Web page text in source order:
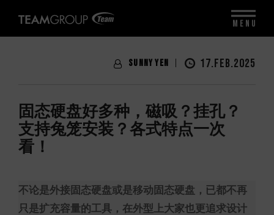
Sunny Yen 17.FEB.2025
固态硬盘好多种，磁吸？挂孔？
支持兔笼安装？各式特点一次
看！
不论是外接固态硬盘或是移动固态硬盘，已都不再
只是扩充容量的工具，在外型上大家也更追求设计
MENU